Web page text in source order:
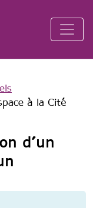
à la Cité
d’un